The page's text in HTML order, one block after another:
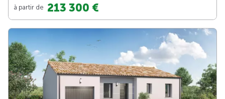
à partir de 213 300 €